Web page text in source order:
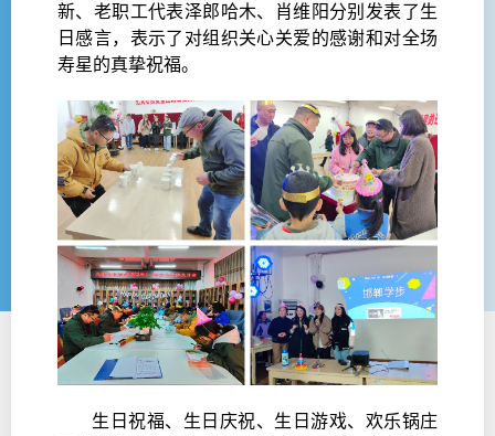
新、老职工代表泽郎哈木、肖维阳分别发表了生
日感言，表示了对组织关心关爱的感谢和对全场
寿星的真挚祝福。
生日祝福、生日庆祝、生日游戏、欢乐锅庄